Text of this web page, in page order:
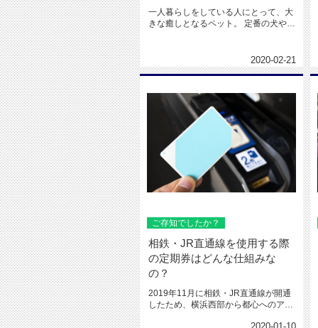
一人暮らしをしている人にとって、大
きな癒しとなるペット。 定番の犬や猫
2020-02-21
ご存知でしたか？
相鉄・JR直通線を使用する際
の定期券はどんな仕組みな
の？
2019年11月に相鉄・JR直通線が開通
したため、横浜西部から都心へのアク